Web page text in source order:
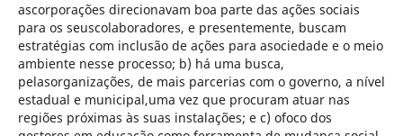
ascorporações direcionavam boa parte das ações sociais
para os seuscolaboradores, e presentemente, buscam
estratégias com inclusão de ações para asociedade e o meio
ambiente nesse processo; b) há uma busca,
pelasorganizações, de mais parcerias com o governo, a nível
estadual e municipal,uma vez que procuram atuar nas
regiões próximas às suas instalações; e c) ofoco dos